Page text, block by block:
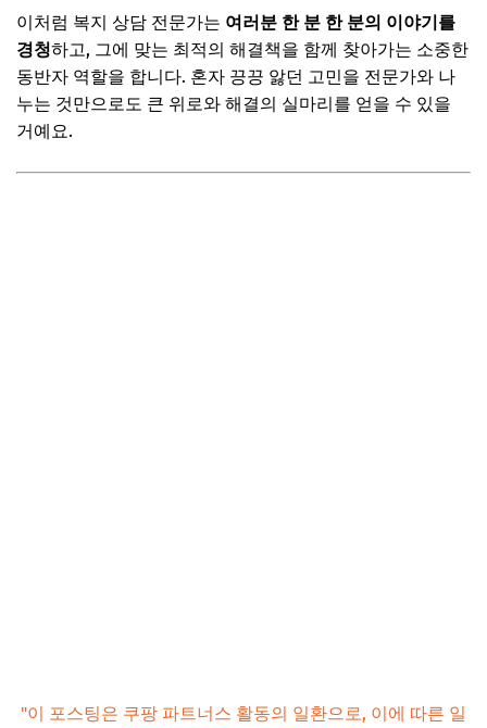
📌 지금 뜨는 꿀정보! 놓치지 마세요
마무리 및 팁: 나를 위한 복지, 지금 바로 전문가와 상의하세
요!
이처럼 복지 상담 전문가는 여러분 한 분 한 분의 이야기를
경청하고, 그에 맞는 최적의 해결책을 함께 찾아가는 소중한
동반자 역할을 합니다. 혼자 끙끙 앓던 고민을 전문가와 나
누는 것만으로도 큰 위로와 해결의 실마리를 얻을 수 있을
거예요.
"이 포스팅은 쿠팡 파트너스 활동의 일환으로, 이에 따른 일